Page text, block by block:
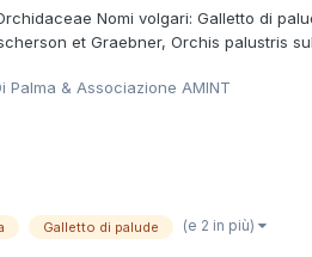
Nomi volgari: Galletto di
et Graebner, Orchis palustris
Palma & Associazione AMINT
Galletto di palude (e 2 in più)